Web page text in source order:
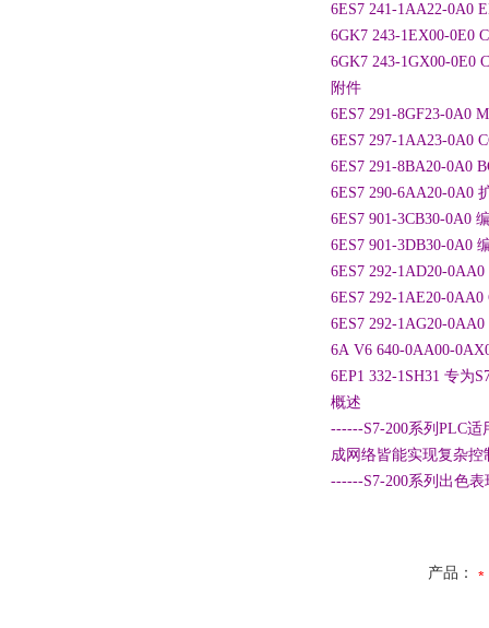
6ES7 241-1AA22-0A0
6GK7 243-1EX00-0E0
6GK7 243-1GX00-0E0
附件
6ES7 291-8GF23-0A0
6ES7 297-1AA23-0A0
6ES7 291-8BA20-0A0
6ES7 290-6AA20-0A0
6ES7 901-3CB30-0A0
6ES7 901-3DB30-0A0
6ES7 292-1AD20-
6ES7 292-1AE20-
6ES7 292-1AG20-
6A V6 640-0AA00-
6EP1 332-1SH31 专为
概述
------S7-200系列PLC
成网络皆能实现复杂
------S7-200系列出色
产品：